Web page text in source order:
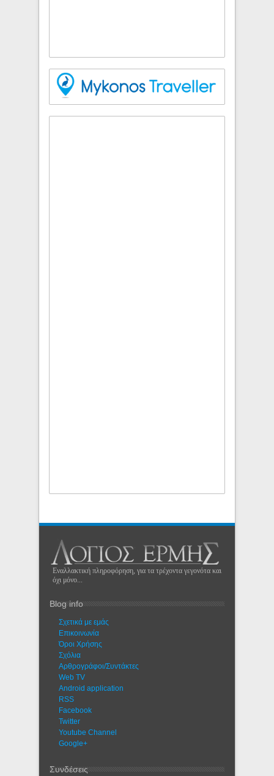
Εναλλακτική πληροφόρηση, για τα τρέχοντα γεγονότα και
όχι μόνο...
Blog info
Σχετικά με εμάς
Eπικοινωνία
Όροι Χρήσης
Σχόλια
Αρθρογράφοι/Συντάκτες
Web TV
Android application
RSS
Facebook
Twitter
Youtube Channel
Google+
Συνδέσεις